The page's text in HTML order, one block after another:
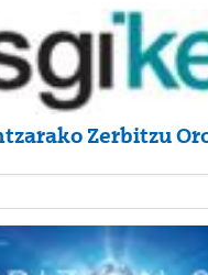
Zerbitzu